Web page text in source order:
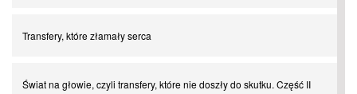
Transfery, które złamały serca
Świat na głowie, czyli transfery, które nie doszły do skutku. Część II